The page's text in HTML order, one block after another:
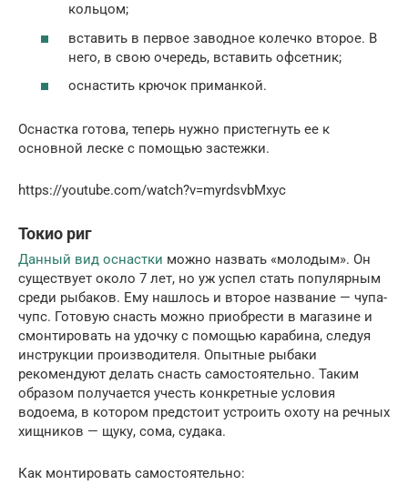
кольцом;
вставить в первое заводное колечко второе. В
него, в свою очередь, вставить офсетник;
оснастить крючок приманкой.
Оснастка готова, теперь нужно пристегнуть ее к
основной леске с помощью застежки.
https://youtube.com/watch?v=myrdsvbMxyc
Токио риг
Данный вид оснастки можно назвать «молодым». Он
существует около 7 лет, но уж успел стать популярным
среди рыбаков. Ему нашлось и второе название — чупа-
чупс. Готовую снасть можно приобрести в магазине и
смонтировать на удочку с помощью карабина, следуя
инструкции производителя. Опытные рыбаки
рекомендуют делать снасть самостоятельно. Таким
образом получается учесть конкретные условия
водоема, в котором предстоит устроить охоту на речных
хищников — щуку, сома, судака.
Как монтировать самостоятельно: